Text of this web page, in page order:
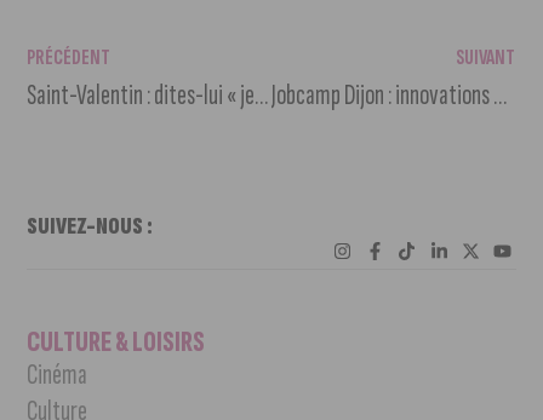
PRÉCÉDENT
Saint-Valentin : dites-lui « je t’aime » en grand !
SUIVANT
Jobcamp Dijon : innovations et usages numériques au service de la recherche d’emploi
SUIVEZ-NOUS :
CULTURE & LOISIRS
Cinéma
Culture